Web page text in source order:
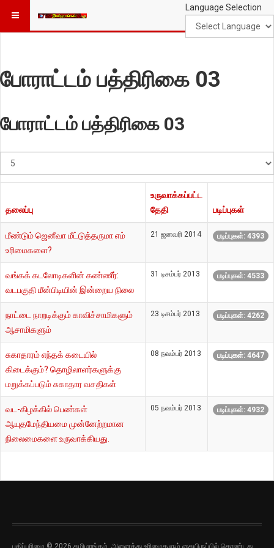
Language Selection
போராட்டம் பத்திரிகை 03
போராட்டம் பத்திரிகை 03
காட்டுக
தலைப்பு
உருவாக்கப்பட்ட
தேதி
படிப்புகள்
மீண்டும் ஜெனீவா மீட்டுத்தருமா எம்
உரிமைகளை?
21 ஜனவரி 2014 படிப்புகள்: 4393
வங்கக் கடலோடிகளின் கண்ணீர்:
வடபகுதி மீன்பிடியின் இன்றைய நிலை
31 டிசம்பர் 2013 படிப்புகள்: 4533
நாட்டை நாறடிக்கும் காவிச்சாமிகளும்
ஆசாமிகளும்
23 டிசம்பர் 2013 படிப்புகள்: 4262
சுகாதாரம் எந்தக் கடையில்
கிடைக்கும்? தொழிலாளர்களுக்கு
மறுக்கப்படும் சுகாதார வசதிகள்
08 நவம்பர் 2013 படிப்புகள்: 4647
வட-கிழக்கில் பெண்கள்
ஆயுதமேந்தியமை முன்னேற்றமான
நிலைமைகளை உருவாக்கியது.
05 நவம்பர் 2013 படிப்புகள்: 4932
பதிப்புரிமை © 2026 தமிழரங்கம். அனைத்து உரிமைகளும் கையிருப்பில் கொண்டது.